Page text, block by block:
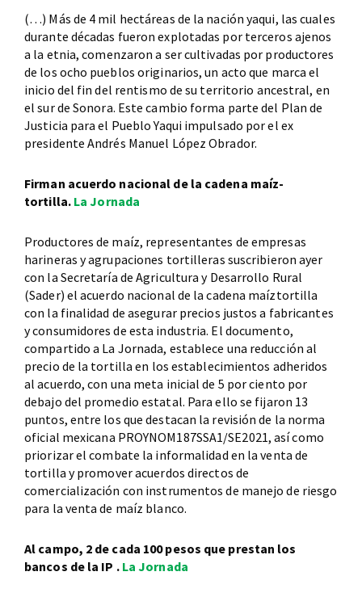
(…) Más de 4 mil hectáreas de la nación yaqui, las cuales
durante décadas fueron explotadas por terceros ajenos
a la etnia, comenzaron a ser cultivadas por productores
de los ocho pueblos originarios, un acto que marca el
inicio del fin del rentismo de su territorio ancestral, en
el sur de Sonora. Este cambio forma parte del Plan de
Justicia para el Pueblo Yaqui impulsado por el ex
presidente Andrés Manuel López Obrador.
Firman acuerdo nacional de la cadena maíz-
tortilla.La Jornada
Productores de maíz, representantes de empresas
harineras y agrupaciones tortilleras suscribieron ayer
con la Secretaría de Agricultura y Desarrollo Rural
(Sader) el acuerdo nacional de la cadena maíztortilla
con la finalidad de asegurar precios justos a fabricantes
y consumidores de esta industria. El documento,
compartido a La Jornada, establece una reducción al
precio de la tortilla en los establecimientos adheridos
al acuerdo, con una meta inicial de 5 por ciento por
debajo del promedio estatal. Para ello se fijaron 13
puntos, entre los que destacan la revisión de la norma
oficial mexicana PROYNOM187SSA1/SE2021, así como
priorizar el combate la informalidad en la venta de
tortilla y promover acuerdos directos de
comercialización con instrumentos de manejo de riesgo
para la venta de maíz blanco.
Al campo, 2 de cada 100 pesos que prestan los
bancos de la IP . La Jornada